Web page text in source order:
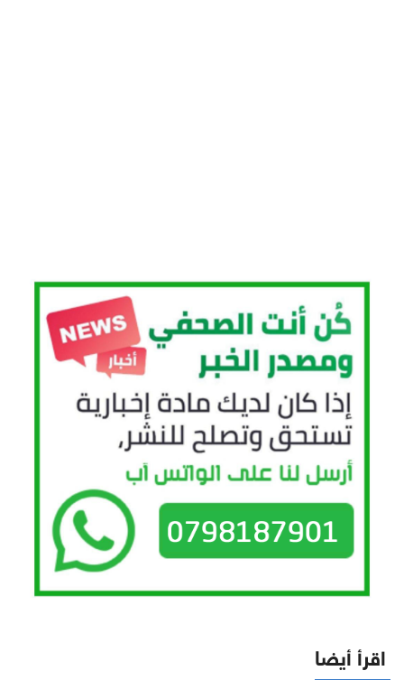
اقرأ أيضا